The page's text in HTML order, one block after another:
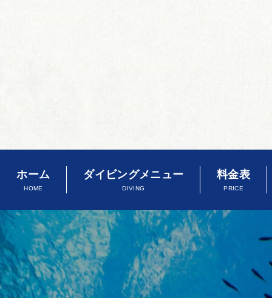
ホーム
HOME
ダイビングメニュー
DIVING
料金表
PRICE